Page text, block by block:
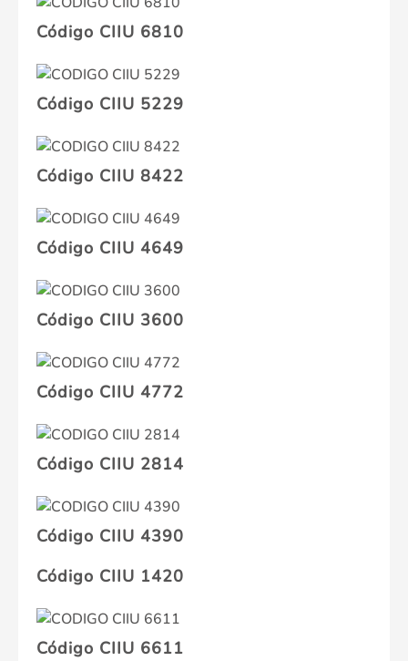
Código CIIU 6810
Código CIIU 5229
Código CIIU 8422
Código CIIU 4649
Código CIIU 3600
Código CIIU 4772
Código CIIU 2814
Código CIIU 4390
Código CIIU 1420
Código CIIU 6611